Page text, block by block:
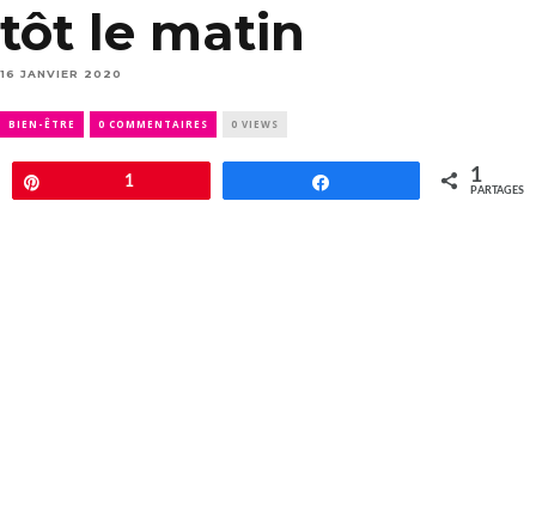
tôt le matin
16 JANVIER 2020
BIEN-ÊTRE 0 COMMENTAIRES 0 VIEWS
1 1
PARTAGES